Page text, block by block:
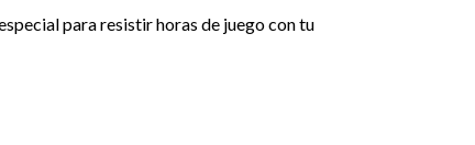
para resistir horas de juego con tu